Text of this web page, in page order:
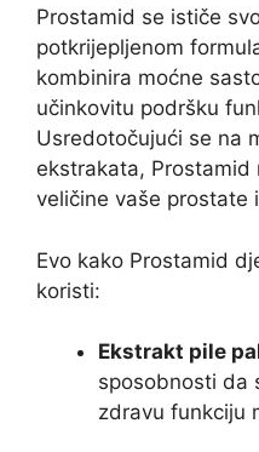
Prostamid se ističe
potkrijepljenom
kombinira moćne
učinkovitu podršku
Usredotočujući se na
ekstrakata, Prostamid
veličine vaše prostate
Evo kako Prostamid
koristi:
Ekstrakt pile
sposobnosti da
zdravu funkciju